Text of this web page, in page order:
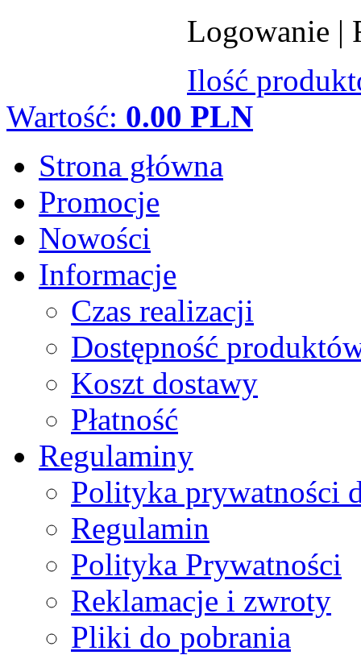
Logowanie |
Ilość
Wartość: 0.00 PLN
Strona główna
Promocje
Nowości
Informacje
Czas realizacji
Dostępność
Koszt dostawy
Płatność
Regulaminy
Polityka prywatności
Regulamin
Polityka Prywatności
Reklamacje i zwroty
Pliki do pobrania